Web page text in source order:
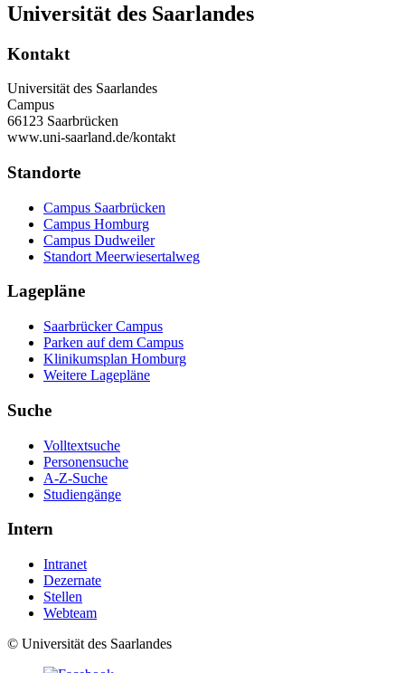
Universität des Saarlandes
Kontakt
Universität des Saarlandes
Campus
66123 Saarbrücken
www.uni-saarland.de/kontakt
Standorte
Campus Saarbrücken
Campus Homburg
Campus Dudweiler
Standort Meerwiesertalweg
Lagepläne
Saarbrücker Campus
Parken auf dem Campus
Klinikumsplan Homburg
Weitere Lagepläne
Suche
Volltextsuche
Personensuche
A-Z-Suche
Studiengänge
Intern
Intranet
Dezernate
Stellen
Webteam
© Universität des Saarlandes